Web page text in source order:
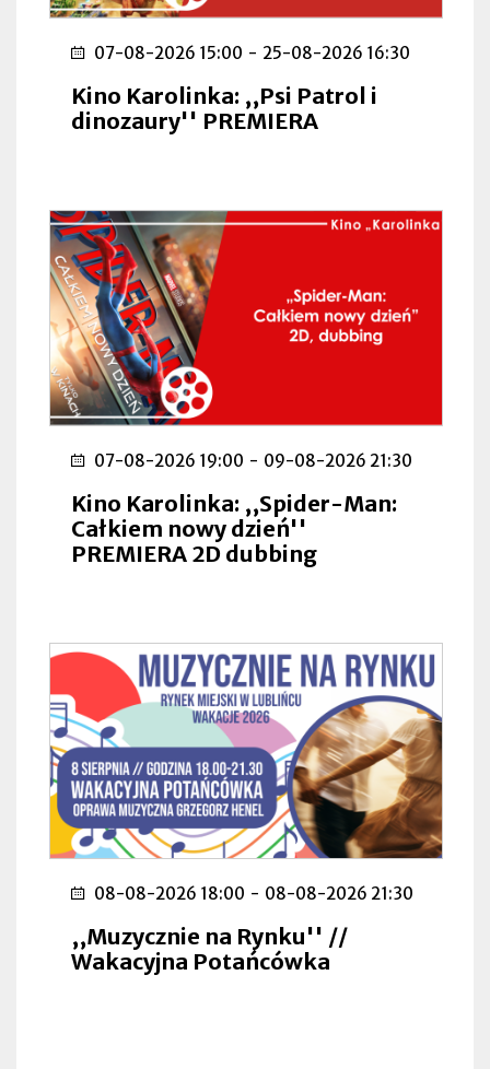
07-08-2026 15:00 - 25-08-2026 16:30
Kino Karolinka: ,,Psi Patrol i
dinozaury'' PREMIERA
07-08-2026 19:00 - 09-08-2026 21:30
Kino Karolinka: ,,Spider-Man:
Całkiem nowy dzień''
PREMIERA 2D dubbing
08-08-2026 18:00 - 08-08-2026 21:30
,,Muzycznie na Rynku'' //
Wakacyjna Potańcówka